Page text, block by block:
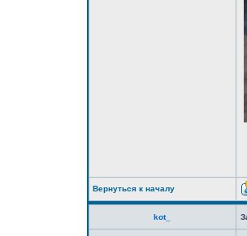
Вернуться к началу
kot_